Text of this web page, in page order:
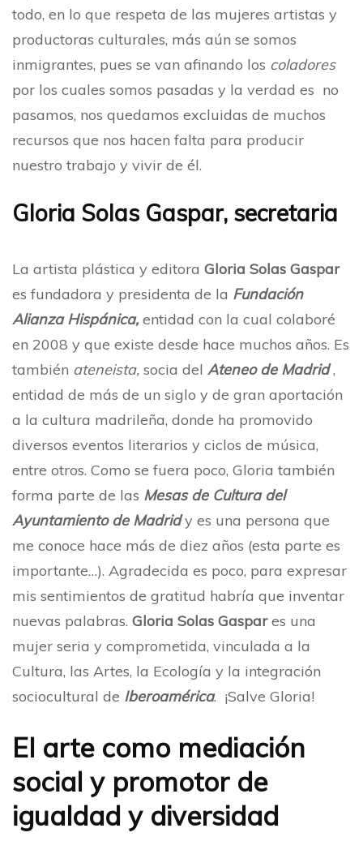
todo, en lo que respeta de las mujeres artistas y
productoras culturales, más aún se somos
inmigrantes, pues se van afinando los coladores
por los cuales somos pasadas y la verdad es no
pasamos, nos quedamos excluidas de muchos
recursos que nos hacen falta para producir
nuestro trabajo y vivir de él.
Gloria Solas Gaspar, secretaria
La artista plástica y editora Gloria Solas Gaspar
es fundadora y presidenta de la Fundación
Alianza Hispánica,entidad con la cual colaboré
en 2008 y que existe desde hace muchos años. Es
también ateneista, socia del Ateneo de Madrid,
entidad de más de un siglo y de gran aportación
a la cultura madrileña, donde ha promovido
diversos eventos literarios y ciclos de música,
entre otros. Como se fuera poco, Gloria también
forma parte de las Mesas de Cultura del
Ayuntamiento de Madridy es una persona que
me conoce hace más de diez años (esta parte es
importante…). Agradecida es poco, para expresar
mis sentimientos de gratitud habría que inventar
nuevas palabras. Gloria Solas Gaspares una
mujer seria y comprometida, vinculada a la
Cultura, las Artes, la Ecología y la integración
sociocultural de Iberoamérica. ¡Salve Gloria!
El arte como mediación
social y promotor de
igualdad y diversidad